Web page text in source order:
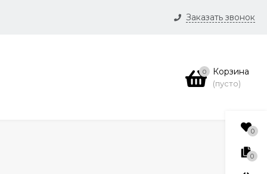
Заказать звонок
0 Корзина
(пусто)
0
0